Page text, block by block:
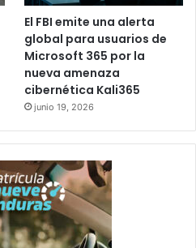
El FBI emite una alerta
global para usuarios de
Microsoft 365 por la
nueva amenaza
cibernética Kali365
junio 19, 2026